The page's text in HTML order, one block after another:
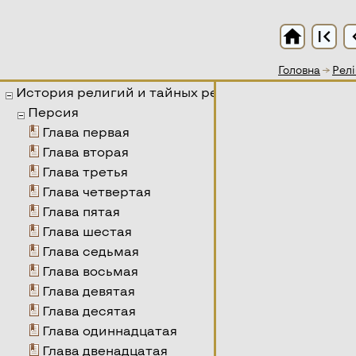
Головна →
home first_page
История религий и тайных религиозных
Персия
Глава первая
Глава вторая
Глава третья
Глава четвертая
Глава пятая
Глава шестая
Глава седьмая
Глава восьмая
Глава девятая
Глава десятая
Глава одиннадцатая
Глава двенадцатая